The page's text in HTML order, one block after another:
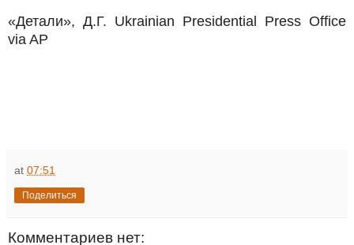
«Детали», Д.Г. Ukrainian Presidential Press Office
via AP
at 07:51
Поделиться
Комментариев нет: